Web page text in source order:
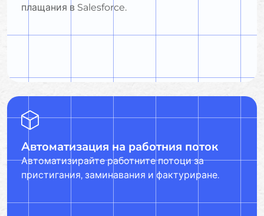
плащания в Salesforce.
Автоматизация на работния поток
Автоматизирайте работните потоци за
пристигания, заминавания и фактуриране.